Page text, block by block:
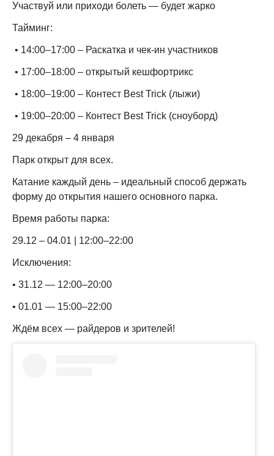
Участвуй или приходи болеть — будет жарко
Тайминг:
• 14:00–17:00 – Раскатка и чек-ин участников
• 17:00–18:00 – открытый кешфортрикс
• 18:00–19:00 – Контест Best Trick (лыжи)
• 19:00–20:00 – Контест Best Trick (сноуборд)
29 декабря – 4 января
Парк открыт для всех.
Катание каждый день – идеальный способ держать
форму до открытия нашего основного парка.
Время работы парка:
29.12 – 04.01 | 12:00–22:00
Исключения:
• 31.12 — 12:00–20:00
• 01.01 — 15:00–22:00
Ждём всех — райдеров и зрителей!